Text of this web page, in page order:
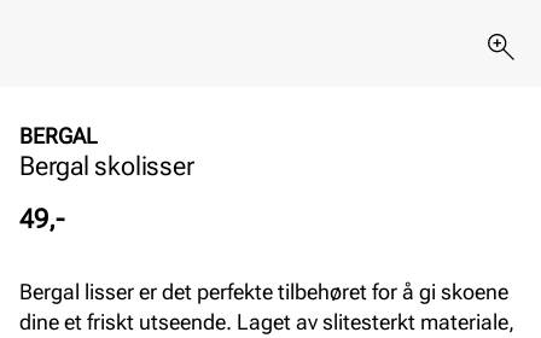
BERGAL
Bergal skolisser
Pris
49,-
Bergal lisser er det perfekte tilbehøret for å gi skoene
dine et friskt utseende. Laget av slitesterkt materiale,